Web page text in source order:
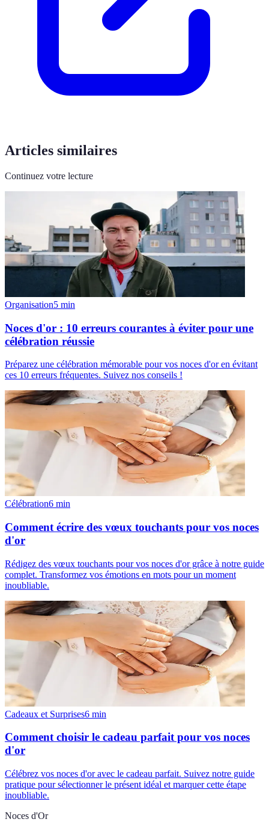
Articles similaires
Continuez votre lecture
Organisation5 min
Noces d'or : 10 erreurs courantes à éviter pour une
célébration réussie
Préparez une célébration mémorable pour vos noces d'or en évitant
ces 10 erreurs fréquentes. Suivez nos conseils !
Célébration6 min
Comment écrire des vœux touchants pour vos noces
d'or
Rédigez des vœux touchants pour vos noces d'or grâce à notre guide
complet. Transformez vos émotions en mots pour un moment
inoubliable.
Cadeaux et Surprises6 min
Comment choisir le cadeau parfait pour vos noces
d'or
Célébrez vos noces d'or avec le cadeau parfait. Suivez notre guide
pratique pour sélectionner le présent idéal et marquer cette étape
inoubliable.
Noces d'Or